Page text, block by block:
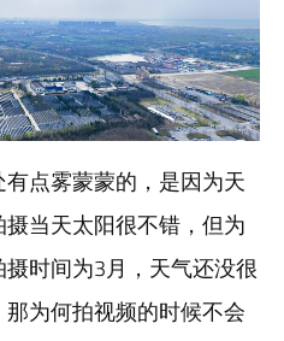
点雾蒙蒙的，是因为天
当天太阳很不错，但为
时间为3月，天气还没很
为何拍视频的时候不会